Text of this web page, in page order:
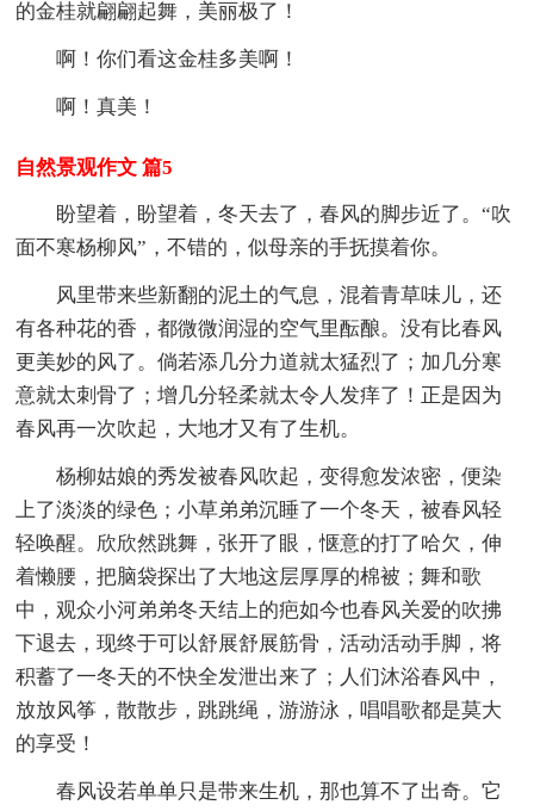
的金桂就翩翩起舞，美丽极了！
啊！你们看这金桂多美啊！
啊！真美！
自然景观作文 篇5
盼望着，盼望着，冬天去了，春风的脚步近了。“吹
面不寒杨柳风”，不错的，似母亲的手抚摸着你。
风里带来些新翻的泥土的气息，混着青草味儿，还
有各种花的香，都微微润湿的空气里酝酿。没有比春风
更美妙的风了。倘若添几分力道就太猛烈了；加几分寒
意就太刺骨了；增几分轻柔就太令人发痒了！正是因为
春风再一次吹起，大地才又有了生机。
杨柳姑娘的秀发被春风吹起，变得愈发浓密，便染
上了淡淡的绿色；小草弟弟沉睡了一个冬天，被春风轻
轻唤醒。欣欣然跳舞，张开了眼，惬意的打了哈欠，伸
着懒腰，把脑袋探出了大地这层厚厚的棉被；舞和歌
中，观众小河弟弟冬天结上的疤如今也春风关爱的吹拂
下退去，现终于可以舒展舒展筋骨，活动活动手脚，将
积蓄了一冬天的不快全发泄出来了；人们沐浴春风中，
放放风筝，散散步，跳跳绳，游游泳，唱唱歌都是莫大
的享受！
春风设若单单只是带来生机，那也算不了出奇。它